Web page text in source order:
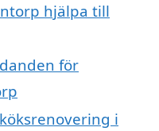
hjälpa till
för
i